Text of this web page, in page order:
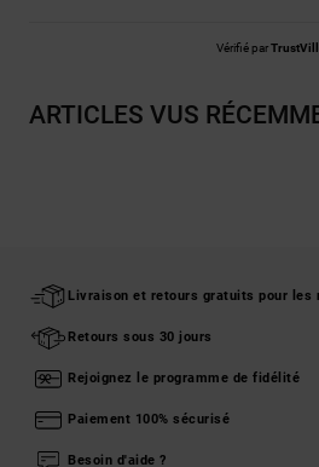
Vérifié par
ARTICLES VUS
Livraison et retours gratuits pour les
Retours sous 30 jours
Rejoignez le programme de fidélité
Paiement 100% sécurisé
Besoin d'aide ?